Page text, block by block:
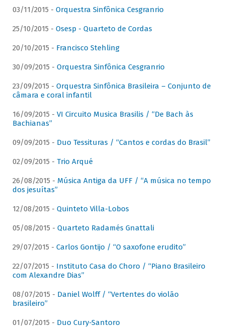
03/11/2015 - Orquestra Sinfônica Cesgranrio
25/10/2015 - Osesp - Quarteto de Cordas
20/10/2015 - Francisco Stehling
30/09/2015 - Orquestra Sinfônica Cesgranrio
23/09/2015 - Orquestra Sinfônica Brasileira – Conjunto de
câmara e coral infantil
16/09/2015 - VI Circuito Musica Brasilis / “De Bach às
Bachianas”
09/09/2015 - Duo Tessituras / “Cantos e cordas do Brasil”
02/09/2015 - Trio Arqué
26/08/2015 - Música Antiga da UFF / “A música no tempo
dos jesuítas”
12/08/2015 - Quinteto Villa-Lobos
05/08/2015 - Quarteto Radamés Gnattali
29/07/2015 - Carlos Gontijo / “O saxofone erudito”
22/07/2015 - Instituto Casa do Choro / “Piano Brasileiro
com Alexandre Dias”
08/07/2015 - Daniel Wolff / “Vertentes do violão
brasileiro”
01/07/2015 - Duo Cury-Santoro